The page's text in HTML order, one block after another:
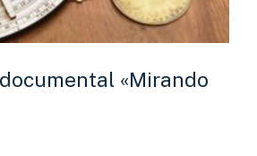
«Mirando